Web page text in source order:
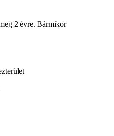
2 évre. Bármikor